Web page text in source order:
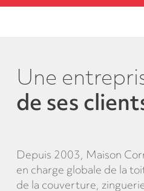
Une
de ses
Depuis 2003, Maison
en charge globale de la
de la couverture,